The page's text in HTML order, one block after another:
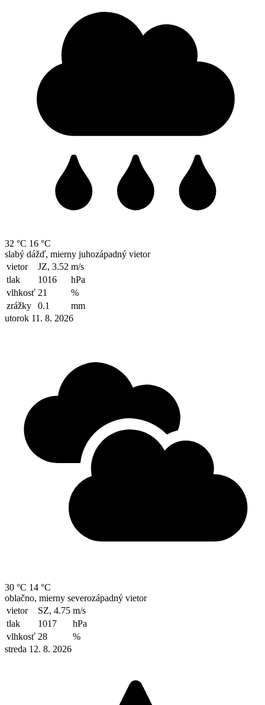
32 °C 16 °C
slabý dážď, mierny juhozápadný vietor
vietor
JZ, 3.52 m/s
tlak
1016
hPa
vlhkosť 21
%
zrážky
0.1
mm
utorok 11. 8. 2026
30 °C 14 °C
oblačno, mierny severozápadný vietor
vietor
SZ, 4.75 m/s
tlak
1017
hPa
vlhkosť 28
%
streda 12. 8. 2026